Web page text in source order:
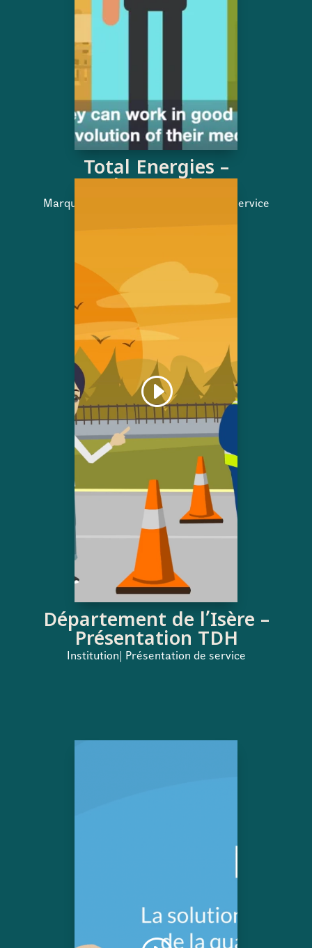
Total Energies –
Marque employeur | Présentation de service
Département de l’Isère –
Présentation TDH
Institution| Présentation de service